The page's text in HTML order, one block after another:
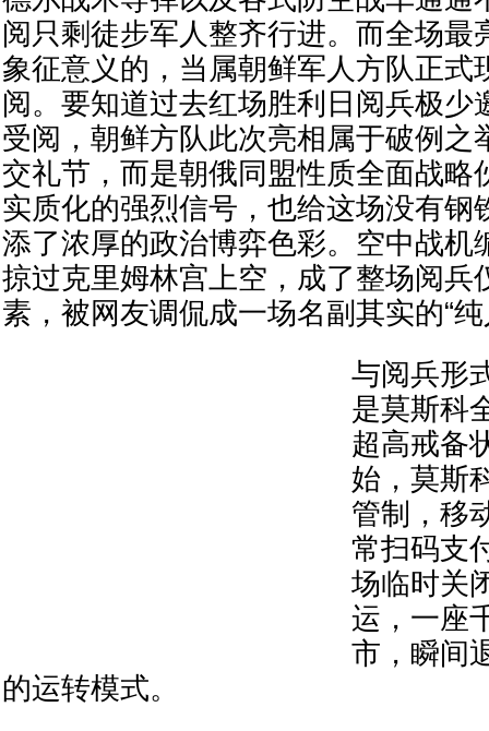
阅只剩徒步军人整齐行进。而全场最
象征意义的，当属朝鲜军人方队正式
阅。要知道过去红场胜利日阅兵极少
受阅，朝鲜方队此次亮相属于破例之
交礼节，而是朝俄同盟性质全面战略
实质化的强烈信号，也给这场没有钢
添了浓厚的政治博弈色彩。空中战机
掠过克里姆林宫上空，成了整场阅兵
素，被网友调侃成一场名副其实的“
与阅兵形
是莫斯科
超高戒备
始，莫斯
管制，移
常扫码支
场临时关
运，一座
市，瞬间
的运转模式。